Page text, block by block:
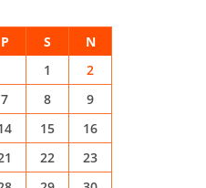
P S N
1
2
7 8
9
15
16
22
23